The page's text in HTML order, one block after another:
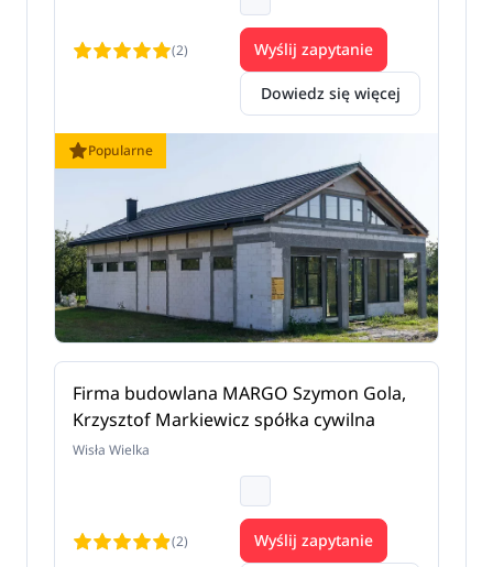
Popularne
(2)
Dowiedz się więcej
Wyślij zapytanie
Firma budowlana MARGO Szymon Gola,
Krzysztof Markiewicz spółka cywilna
Wisła Wielka
(2) Wyślij zapytanie